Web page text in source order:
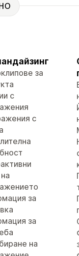
за
с
с
за
за
на